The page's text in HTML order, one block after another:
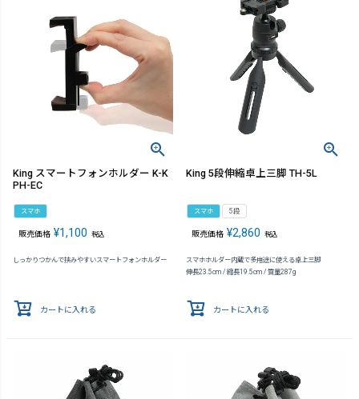
King スマートフォンホルダー K-K
PH-EC
スマホ
販売価格 ¥1,100 税込
しっかりつかんで挟みやすいスマートフォンホルダー
カートに入れる
King 5段伸縮卓上三脚 TH-5L
スマホ 5段
販売価格 ¥2,860 税込
スマホホルダー内蔵で多用途に使える卓上三脚
伸長23.5cm / 縮長19.5cm / 質量287g
カートに入れる